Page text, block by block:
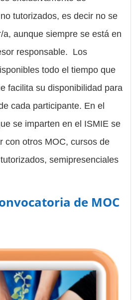
tutorizados, es decir no se
aunque siempre se está en
responsable. Los
todo el tiempo que
facilita su disponibilidad para
cada participante. En el
se imparten en el ISMIE se
con otros MOC, cursos de
semipresenciales
de MOC